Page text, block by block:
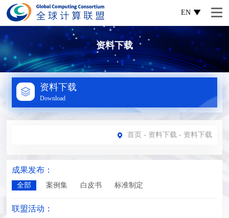
EN
资料下载
资料下载
Download
首页 - 资料下载 - 资料下载
成果发布：
全部 案例集 白皮书 标准制定
联盟活动：